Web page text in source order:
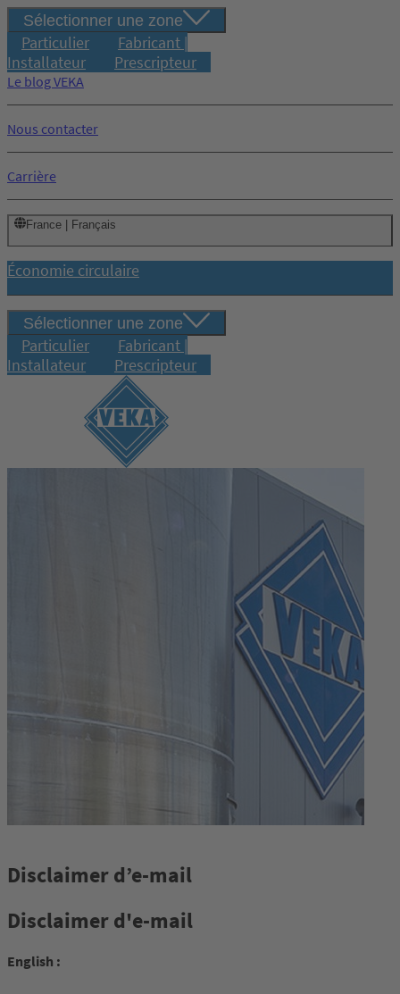
Sélectionner une zone
Particulier
Fabricant |
Installateur
Prescripteur
Le blog VEKA
Nous contacter
Carrière
France | Français
Économie circulaire
Sélectionner une zone
Particulier
Fabricant |
Installateur
Prescripteur
Disclaimer d’e-mail
Disclaimer d'e-mail
English :